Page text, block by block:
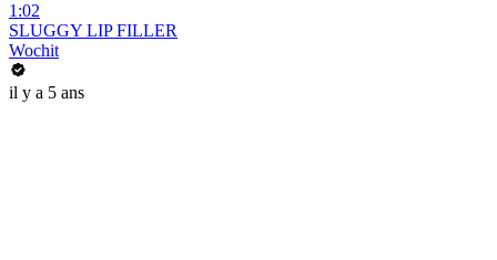
1:02
SLUGGY LIP FILLER
Wochit
il y a 5 ans